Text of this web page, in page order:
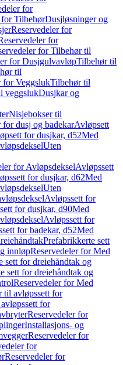
for
for TilbehørDusjløsninger og
Reservedeler for
for
for Tilbehør til
for DusjgulvavløpTilbehør til
til
for VeggslukTilbehør til
veggslukDusjkar og
Nisjebokser til
dusj og badekarAvløpsett
for dusjkar, d52Med
Uten
for AvløpsdekselAvløpssett
for dusjkar, d62Med
Uten
Avløpssett for
for dusjkar, d90Med
Avløpssett for
for badekar, d52Med
Prefabrikkerte sett
innløpReservedeler for Med
sett for dreiehåndtak og
sett for dreiehåndtak og
Reservedeler for Med
til avløpssett for
for
Reservedeler for
Installasjons- og
Reservedeler for
for
Reservedeler for